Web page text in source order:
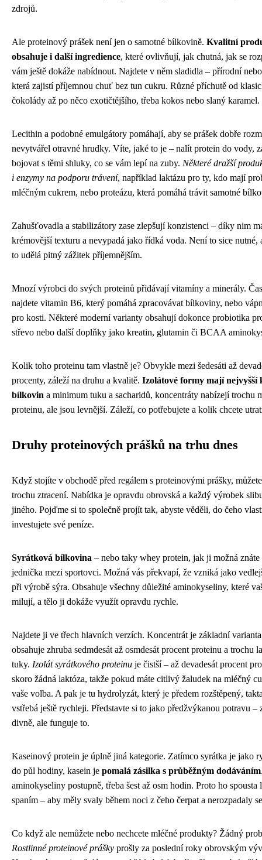
zdrojů.
Ale proteinový prášek není jen o samotné bílkovině. Kvalitní
obsahuje i další ingredience, které ovlivňují, jak chutná, jak se
vám ještě dokáže nabídnout. Najdete v něm sladidla – přírodní
která zajistí příjemnou chuť bez tun cukru. Různé příchutě od
čokolády až po něco exotičtějšího, třeba kokos nebo slaný karamel.
Lecithin a podobné emulgátory pomáhají, aby se prášek dobře
nevytvářel otravné hrudky. Víte, jaké to je – nalít protein do vody,
bojovat s těmi shluky, co se vám lepí na zuby. Některé dražší
i enzymy na podporu trávení, například laktázu pro ty, kdo mají
mléčným cukrem, nebo proteázu, která pomáhá trávit samotné
Zahušťovadla a stabilizátory zase zlepšují konzistenci – díky nim
krémovější texturu a nevypadá jako řídká voda. Není to sice nutné,
to udělá pitný zážitek příjemnějším.
Mnozí výrobci do svých proteinů přidávají vitamíny a minerály.
najdete vitamin B6, který pomáhá zpracovávat bílkoviny, nebo
pro kosti. Některé moderní varianty obsahují dokonce probiotika
střevo nebo další doplňky jako kreatin, glutamin či BCAA
Kolik toho proteinu tam vlastně je? Obvykle mezi šedesáti až
procenty, záleží na druhu a kvalitě. Izolátové formy mají nejvyšší
bílkovin a minimum tuku a sacharidů, koncentráty nabízejí trochu
proteinu, ale jsou levnější. Záleží, co potřebujete a kolik chcete
Druhy proteinových prášků na trhu dnes
Když stojíte v obchodě před regálem s proteinovými prášky,
trochu ztracení. Nabídka je opravdu obrovská a každý výrobek
jiného. Pojďme si to společně projít tak, abyste věděli, do čeho
investujete své peníze.
Syrátková bílkovina – nebo taky whey protein, jak ji možná znáte
jednička mezi sportovci. Možná vás překvapí, že vzniká jako
při výrobě sýra. Obsahuje všechny důležité aminokyseliny, které
milují, a tělo ji dokáže využít opravdu rychle.
Najdete ji ve třech hlavních verzích. Koncentrát je základní
obsahuje zhruba sedmdesát až osmdesát procent proteinu a trochu
tuky. Izolát syrátkového proteinu je čistší – až devadesát procent
skoro žádná laktóza, takže pokud máte citlivý žaludek na mléčný
vaše volba. A pak je tu hydrolyzát, který je předem rozštěpený,
vstřebá ještě rychleji. Představte si to jako předžvýkanou potravu –
divně, ale funguje to.
Kaseinový protein je úplně jiná kategorie. Zatímco syrátka je jako
do půl hodiny, kasein je pomalá zásilka s průběžným dodáváním
aminokyseliny postupně, třeba šest až osm hodin. Proto ho
spaním – aby měly svaly během noci z čeho čerpat a nerozpadaly
Co když ale nemůžete nebo nechcete mléčné produkty? Žádný
Rostlinné proteinové prášky prošly za poslední roky obrovským